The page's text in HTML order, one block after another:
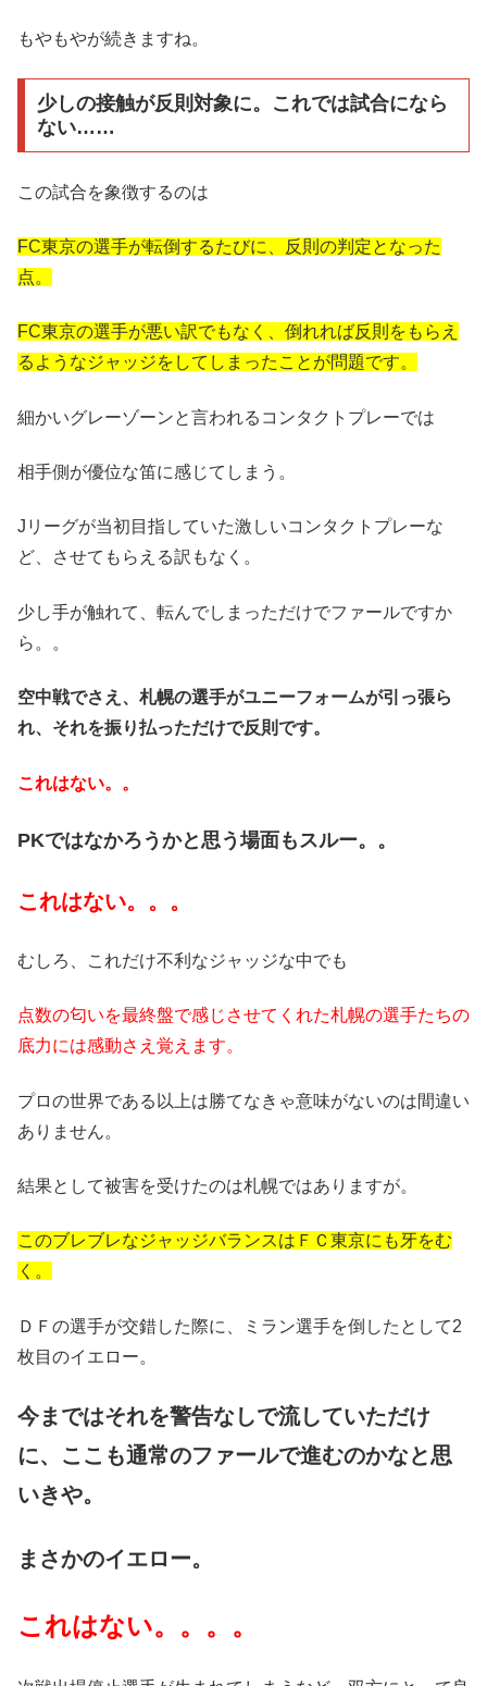
もやもやが続きますね。
少しの接触が反則対象に。これでは試合になら
ない……
この試合を象徴するのは
FC東京の選手が転倒するたびに、反則の判定となった
点。
FC東京の選手が悪い訳でもなく、倒れれば反則をもらえ
るようなジャッジをしてしまったことが問題です。
細かいグレーゾーンと言われるコンタクトプレーでは
相手側が優位な笛に感じてしまう。
Jリーグが当初目指していた激しいコンタクトプレーな
ど、させてもらえる訳もなく。
少し手が触れて、転んでしまっただけでファールですか
ら。。
空中戦でさえ、札幌の選手がユニーフォームが引っ張ら
れ、それを振り払っただけで反則です。
これはない。。
PKではなかろうかと思う場面もスルー。。
これはない。。。
むしろ、これだけ不利なジャッジな中でも
点数の匂いを最終盤で感じさせてくれた札幌の選手たちの
底力には感動さえ覚えます。
プロの世界である以上は勝てなきゃ意味がないのは間違い
ありません。
結果として被害を受けたのは札幌ではありますが。
このブレブレなジャッジバランスはＦＣ東京にも牙をむ
く。
ＤＦの選手が交錯した際に、ミラン選手を倒したとして2
枚目のイエロー。
今まではそれを警告なしで流していただけ
に、ここも通常のファールで進むのかなと思
いきや。
まさかのイエロー。
これはない。。。。